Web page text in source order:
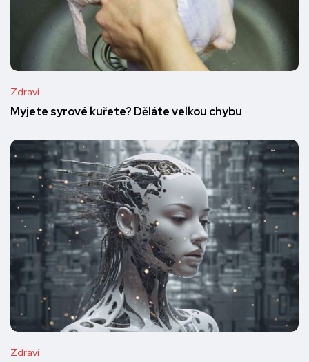
Zdraví
Myjete syrové kuřete? Děláte velkou chybu
Zdraví